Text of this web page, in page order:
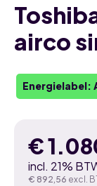
airco
Energielabel:
€
incl. 21%
€ 892,56 excl.